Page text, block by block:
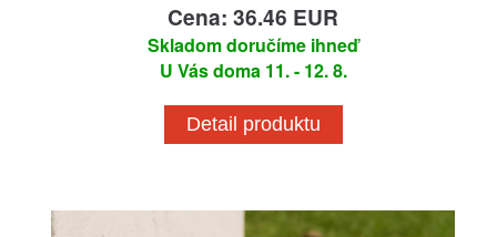
Cena: 36.46 EUR
Skladom doručíme ihneď
U Vás doma 11. - 12. 8.
Detail produktu